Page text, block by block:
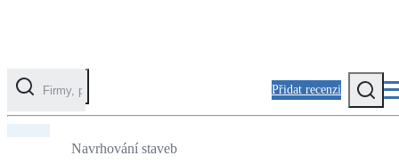
Přidat recenzi
Zaměření nemovitosti pro potřeby projektové
dokumentace
Navrhování staveb